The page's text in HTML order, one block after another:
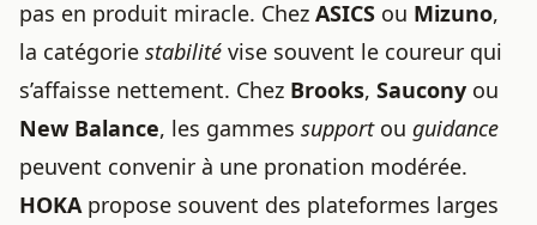
pas en produit miracle. Chez ASICS ou Mizuno,
la catégorie stabilité vise souvent le coureur qui
s’affaisse nettement. Chez Brooks, Saucony ou
New Balance, les gammes supportou guidance
peuvent convenir à une pronation modérée.
HOKApropose souvent des plateformes larges